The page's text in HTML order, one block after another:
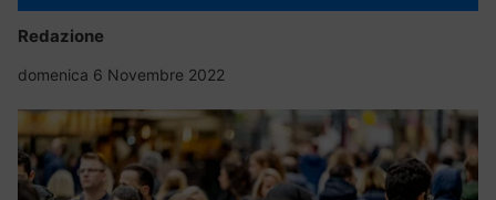
Redazione
domenica 6 Novembre 2022